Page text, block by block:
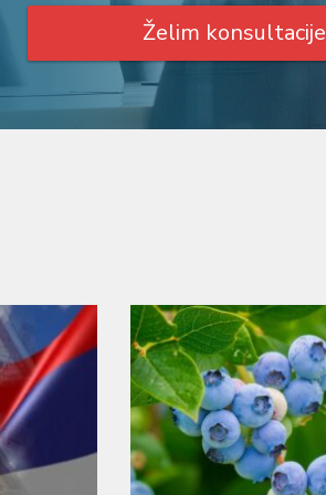
Želim konsultacije